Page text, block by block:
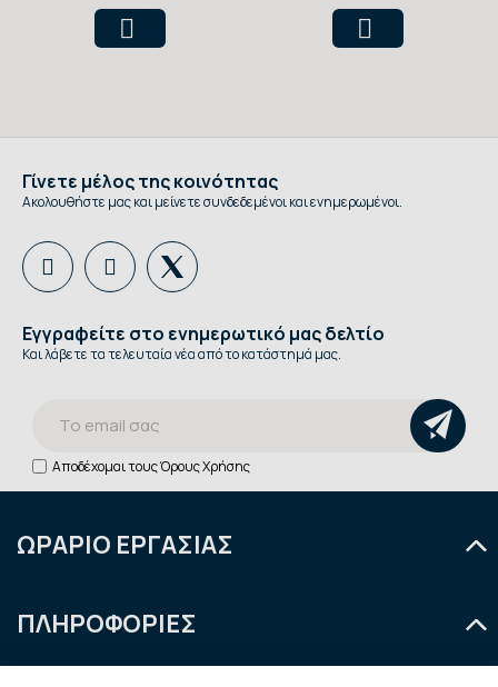
Γίνετε μέλος της κοινότητας
Ακολουθήστε μας και μείνετε συνδεδεμένοι και ενημερωμένοι.
Εγγραφείτε στο ενημερωτικό μας δελτίο
Και λάβετε τα τελευταία νέα από το κατάστημά μας.
Αποδέχομαι τουςΌρους Χρήσης
ΩΡΑΡΙΟ ΕΡΓΑΣΙΑΣ
Τρίτη
9:00 - 14:30 & 18:00 - 21:00
ΠΛΗΡΟΦΟΡΙΕΣ
Ποιοι είμαστε